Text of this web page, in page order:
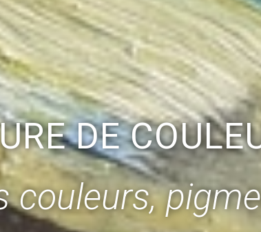
DE
couleurs,